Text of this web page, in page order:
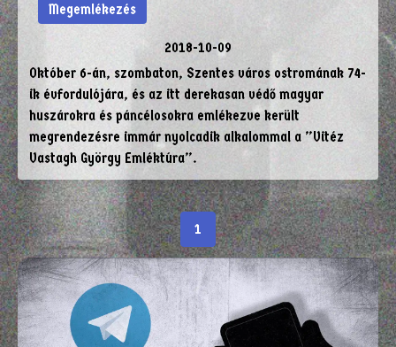
Megemlékezés
2018-10-09
Október 6-án, szombaton, Szentes város ostromának 74-
ik évfordulójára, és az itt derekasan védő magyar
huszárokra és páncélosokra emlékezve került
megrendezésre immár nyolcadik alkalommal a ”Vitéz
Vastagh György Emléktúra”.
1